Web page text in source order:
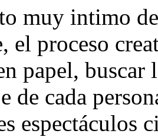
muy intimo
el proceso
papel, buscar
de cada
espectáculos